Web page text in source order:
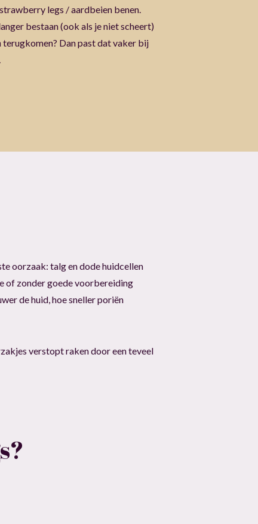
legs / aardbeien benen.
bestaan (ook als je niet scheert)
Dan past dat vaker bij
oorzaak: talg en dode huidcellen
of zonder goede voorbereiding
de huid, hoe sneller poriën
verstopt raken door een teveel